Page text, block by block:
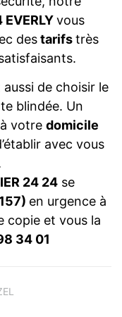
EVERLYvous
destarifstrès
de choisir le
blindée. Un
votre domicile
avec vous
24 24 se
en urgence à
copie et vous la
34 01